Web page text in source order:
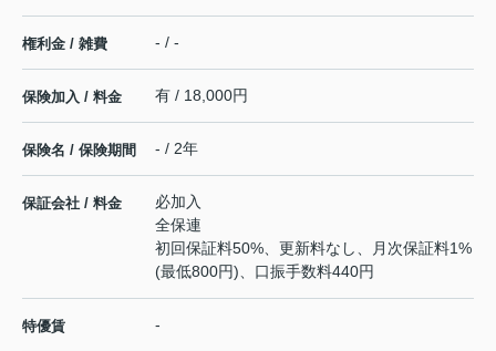
権利金 / 雑費 - / -
保険加入 / 料金 有 / 18,000円
保険名 / 保険期間 - / 2年
保証会社 / 料金
必加入
全保連
初回保証料50%、更新料なし、月次保証料1%
(最低800円)、口振手数料440円
特優賃 -